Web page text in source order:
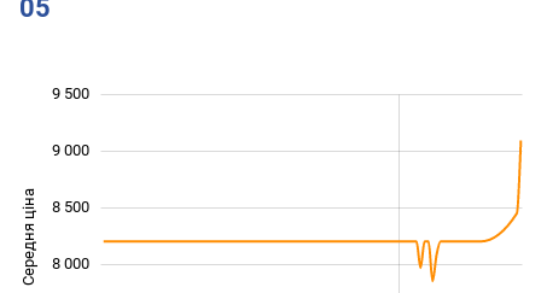
05
Середня ціна 8 000
8 500
9 000
9 500